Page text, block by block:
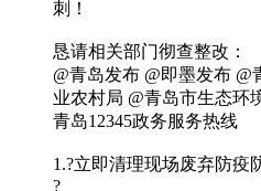
刺！
恳请相关部门彻查整改：
@青岛发布 @即墨发布
业农村局 @青岛市生态环
青岛12345政务服务热线
1.?立即清理现场废弃防疫
?